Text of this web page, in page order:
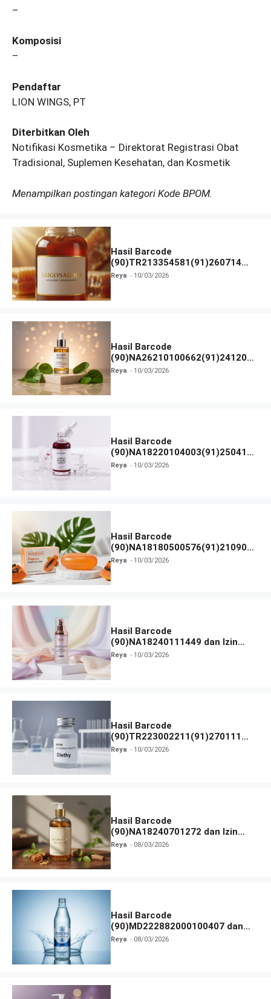
–
Komposisi
–
Pendaftar
LION WINGS, PT
Diterbitkan Oleh
Notifikasi Kosmetika – Direktorat Registrasi Obat
Tradisional, Suplemen Kesehatan, dan Kosmetik
Menampilkan postingan kategori Kode BPOM.
Hasil Barcode
(90)TR213354581(91)260714
dan Izin BPOM
Reya 10/03/2026
Hasil Barcode
(90)NA26210100662(91)241203
dan Izin BPOM
Reya 10/03/2026
Hasil Barcode
(90)NA18220104003(91)250418
dan Izin BPOM
Reya 10/03/2026
Hasil Barcode
(90)NA18180500576(91)210906
dan Izin BPOM
Reya 10/03/2026
Hasil Barcode
(90)NA18240111449 dan Izin
BPOM
Reya 10/03/2026
Hasil Barcode
(90)TR223002211(91)270111
dan Izin BPOM
Reya 10/03/2026
Hasil Barcode
(90)NA18240701272 dan Izin
BPOM
Reya 08/03/2026
Hasil Barcode
(90)MD222882000100407 dan
Izin BPOM
Reya 08/03/2026